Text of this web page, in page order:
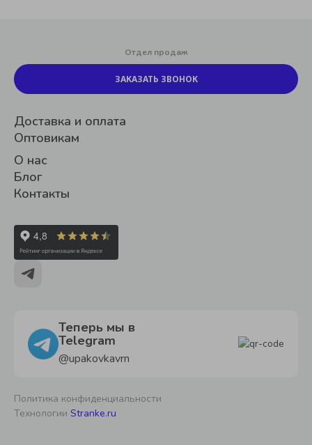
Доставка и оплата
Оптовикам
О нас
Блог
Контакты
Отдел продаж
ЗАКАЗАТЬ ЗВОНОК
Теперь мы в
Telegram
@upakovkavrn
Политика конфиденциальности
Технологии Stranke.ru